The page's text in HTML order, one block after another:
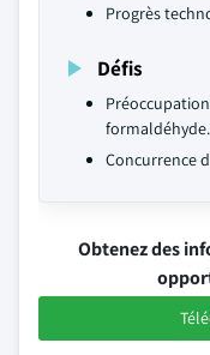
Progrès
Défis
formaldéhyde.
Concurrence
Obtenez des